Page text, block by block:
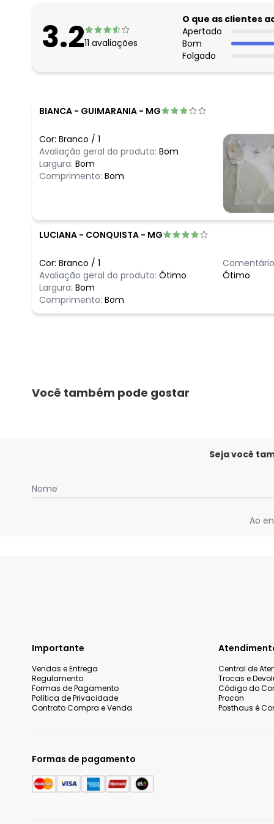
3.211 avaliações
O que as clientes
Apertado
Bom
Folgado
BIANCA - GUIMARANIA - MG
Cor: Branco / 1
Avaliação geral do produto: Bom
Largura: Bom
Comprimento: Bom
LUCIANA - CONQUISTA - MG
Cor: Branco / 1
Avaliação geral do produto: Ótimo
Largura: Bom
Comprimento: Bom
Ótimo
Você também pode gostar
Seja você
Nome
Ao
Importante
Vendas e Entrega
Regulamento
Formas de Pagamento
Política de Privacidade
Contrato Compra e Venda
Central de
Trocas e
Código do
Procon
Posthaus é
Formas de pagamento